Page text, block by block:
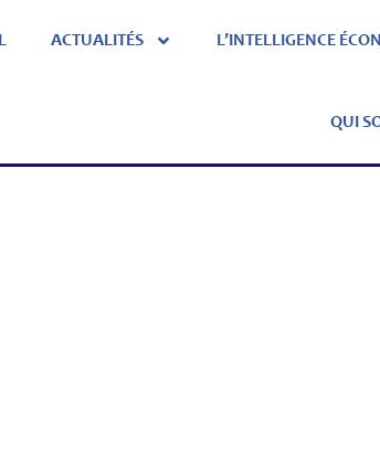
ACTUALITÉS L’INTELLIGENCE
QUI